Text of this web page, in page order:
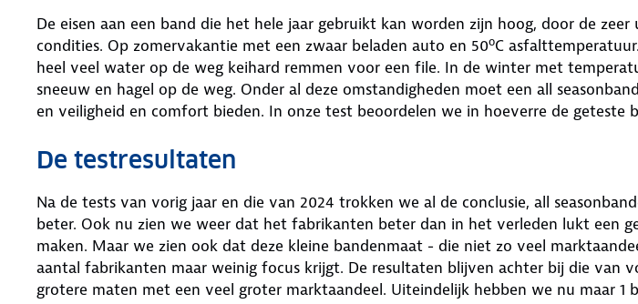
De eisen aan een band die het hele jaar gebruikt kan worden zijn hoog, door de zeer
condities. Op zomervakantie met een zwaar beladen auto en 50oC
heel veel water op de weg keihard remmen voor een file. In de winter met
sneeuw en hagel op de weg. Onder al deze omstandigheden moet een all
en veiligheid en comfort bieden. In onze test beoordelen we in hoeverre de geteste
De testresultaten
Na de tests van vorig jaar en die van 2024 trokken we al de conclusie, all
beter. Ook nu zien we weer dat het fabrikanten beter dan in het verleden lukt een
maken. Maar we zien ook dat deze kleine bandenmaat - die niet zo veel
aantal fabrikanten maar weinig focus krijgt. De resultaten blijven achter bij die van
grotere maten met een veel groter marktaandeel. Uiteindelijk hebben we nu maar 1